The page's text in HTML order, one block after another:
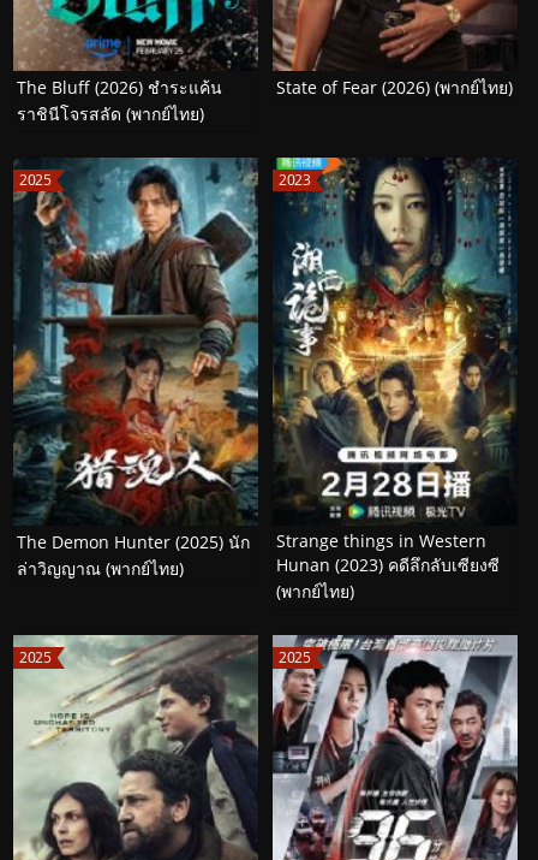
The Bluff (2026) ชำระแค้น
ราชินีโจรสลัด (พากย์ไทย)
State of Fear (2026) (พากย์ไทย)
2025
The Demon Hunter (2025) นัก
ล่าวิญญาณ (พากย์ไทย)
2023
Strange things in Western
Hunan (2023) คดีลึกลับเซียงซี
(พากย์ไทย)
2025 2025